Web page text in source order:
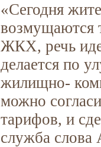
«Сегодня
возмущаются
ЖКХ, речь
делается по
жилищно-
можно
тарифов, и
служба